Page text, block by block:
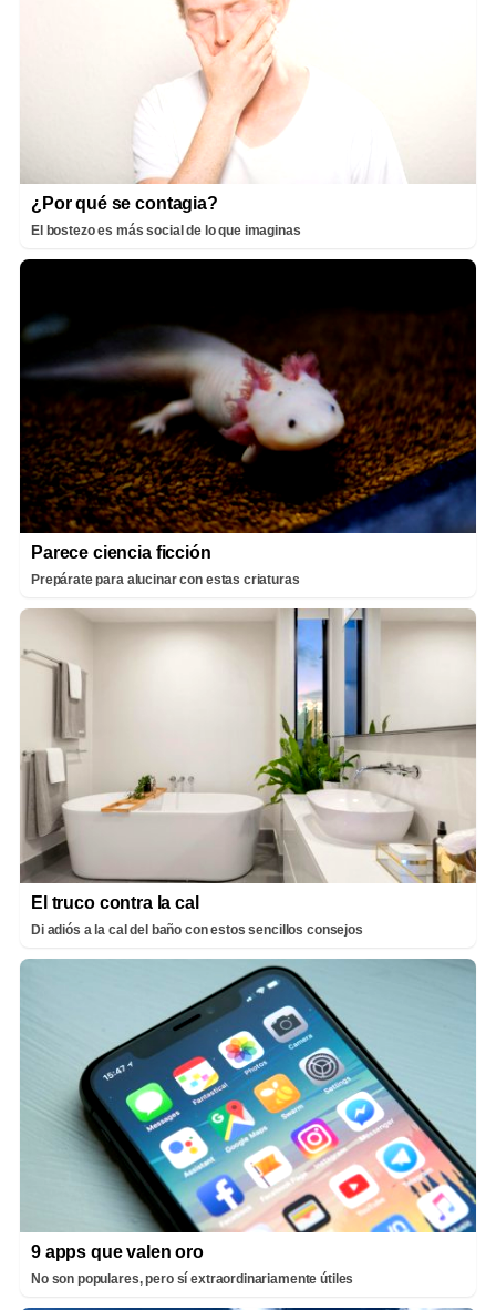
¿Por qué se contagia?
El bostezo es más social de lo que imaginas
Parece ciencia ficción
Prepárate para alucinar con estas criaturas
El truco contra la cal
Di adiós a la cal del baño con estos sencillos consejos
9 apps que valen oro
No son populares, pero sí extraordinariamente útiles